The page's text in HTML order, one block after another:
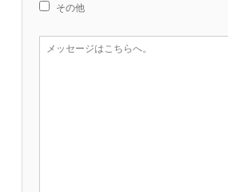
その他